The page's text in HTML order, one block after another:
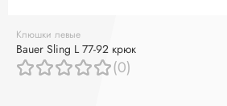
Клюшки левые
Bauer Sling L 77-92 крюк
(0)